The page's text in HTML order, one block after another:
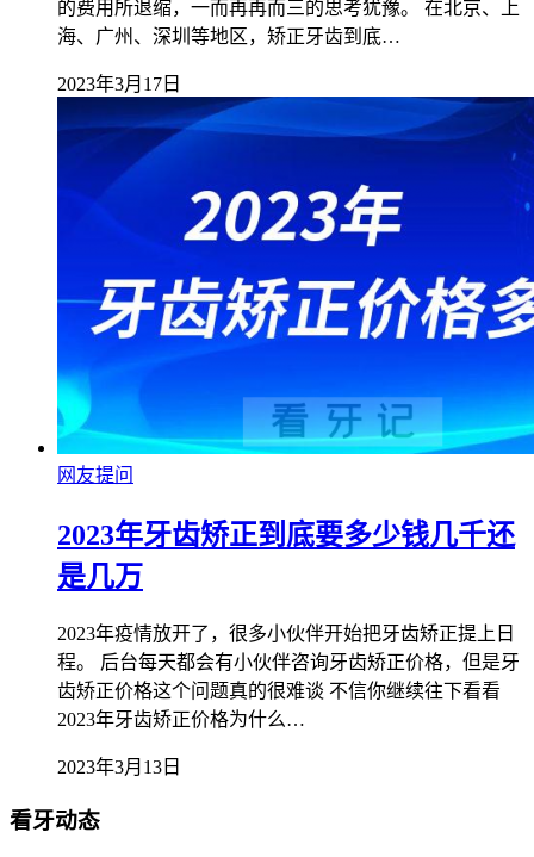
的费用所退缩，一而再再而三的思考犹豫。 在北京、上
海、广州、深圳等地区，矫正牙齿到底…
2023年3月17日
网友提问
2023年牙齿矫正到底要多少钱几千还
是几万
2023年疫情放开了，很多小伙伴开始把牙齿矫正提上日
程。 后台每天都会有小伙伴咨询牙齿矫正价格，但是牙
齿矫正价格这个问题真的很难谈 不信你继续往下看看
2023年牙齿矫正价格为什么…
2023年3月13日
看牙动态